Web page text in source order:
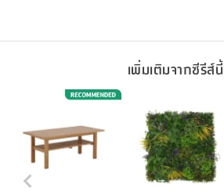
เพิ่มเติมจากซีรีส์นี้